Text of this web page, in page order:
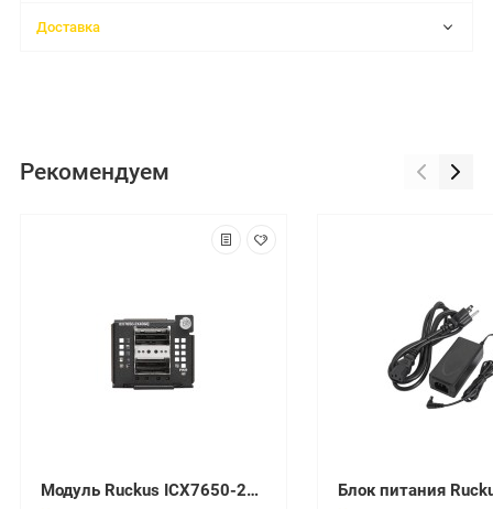
Доставка
Рекомендуем
Модуль Ruckus ICX7650-2X40GQ